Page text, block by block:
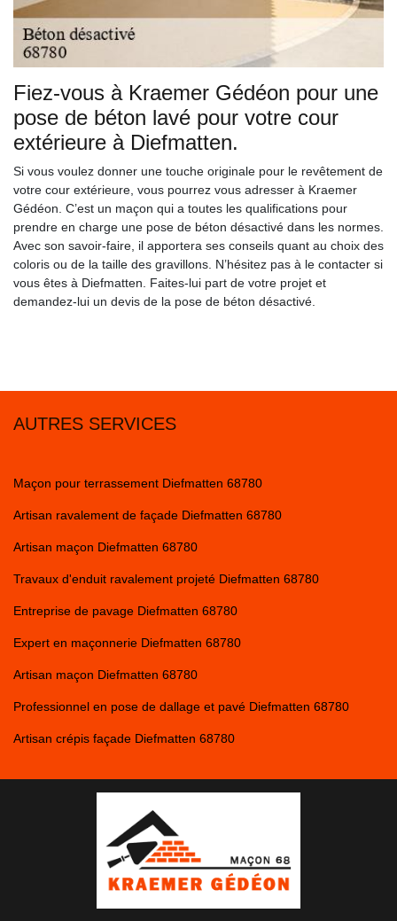
Fiez-vous à Kraemer Gédéon pour une
pose de béton lavé pour votre cour
extérieure à Diefmatten.
Si vous voulez donner une touche originale pour le revêtement de
votre cour extérieure, vous pourrez vous adresser à Kraemer
Gédéon. C’est un maçon qui a toutes les qualifications pour
prendre en charge une pose de béton désactivé dans les normes.
Avec son savoir-faire, il apportera ses conseils quant au choix des
coloris ou de la taille des gravillons. N’hésitez pas à le contacter si
vous êtes à Diefmatten. Faites-lui part de votre projet et
demandez-lui un devis de la pose de béton désactivé.
AUTRES SERVICES
Maçon pour terrassement Diefmatten 68780
Artisan ravalement de façade Diefmatten 68780
Artisan maçon Diefmatten 68780
Travaux d'enduit ravalement projeté Diefmatten 68780
Entreprise de pavage Diefmatten 68780
Expert en maçonnerie Diefmatten 68780
Artisan maçon Diefmatten 68780
Professionnel en pose de dallage et pavé Diefmatten 68780
Artisan crépis façade Diefmatten 68780